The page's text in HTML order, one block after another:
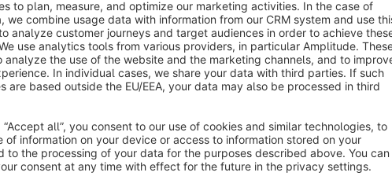
Advanced Marketing Banner
Sparen durch Bundle-Kauf (siehe oben).
DAS Plugin für ansprechende Einkaufswelten: